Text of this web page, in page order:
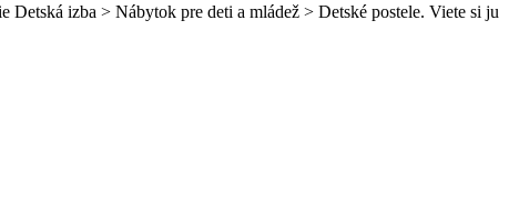
izba > Nábytok pre deti a mládež > Detské postele. Viete si ju